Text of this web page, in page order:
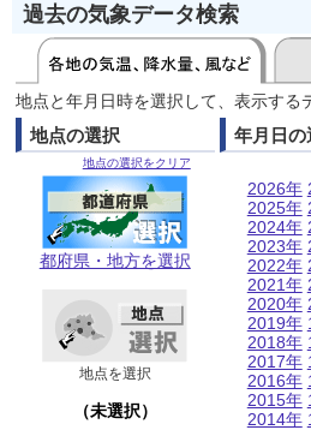
過去の気象データ検索
地点と年月日時を選択して、表示する
地点の選択
地点の選択をクリア
都府県・地方を選択
地点を選択
（未選択）
年月日の
2026年
2025年
2024年
2023年
2022年
2021年
2020年
2019年
2018年
2017年
2016年
2015年
2014年